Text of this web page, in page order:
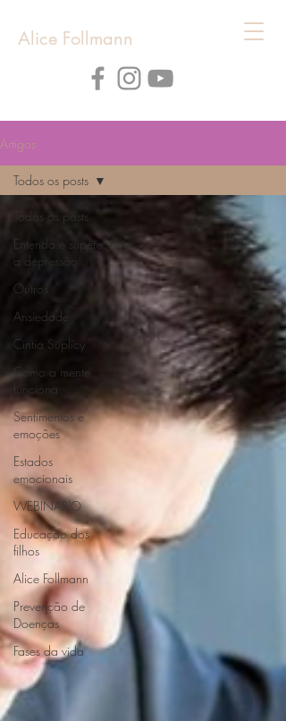
Alice Follmann
Artigos
Todos os posts
Entenda e supere
a depressão
Outros
Ansiedade
Cintia Suplicy
Como a mente
funciona
Sentimentos e
emoções
Estados
emocionais
WEBINARIO
Educação dos
filhos
Alice Follmann
Prevenção de
Doenças
Fases da vida
Todos os posts